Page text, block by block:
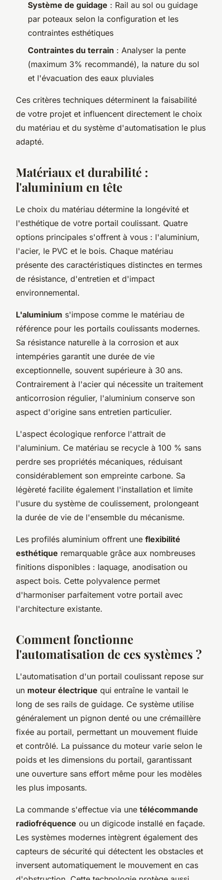
Système de guidage : Rail au sol ou guidage
par poteaux selon la configuration et les
contraintes esthétiques
Contraintes du terrain : Analyser la pente
(maximum 3% recommandé), la nature du sol
et l'évacuation des eaux pluviales
Ces critères techniques déterminent la faisabilité
de votre projet et influencent directement le choix
du matériau et du système d'automatisation le plus
adapté.
Matériaux et durabilité :
l'aluminium en tête
Le choix du matériau détermine la longévité et
l'esthétique de votre portail coulissant. Quatre
options principales s'offrent à vous : l'aluminium,
l'acier, le PVC et le bois. Chaque matériau
présente des caractéristiques distinctes en termes
de résistance, d'entretien et d'impact
environnemental.
L'aluminium s'impose comme le matériau de
référence pour les portails coulissants modernes.
Sa résistance naturelle à la corrosion et aux
intempéries garantit une durée de vie
exceptionnelle, souvent supérieure à 30 ans.
Contrairement à l'acier qui nécessite un traitement
anticorrosion régulier, l'aluminium conserve son
aspect d'origine sans entretien particulier.
L'aspect écologique renforce l'attrait de
l'aluminium. Ce matériau se recycle à 100 % sans
perdre ses propriétés mécaniques, réduisant
considérablement son empreinte carbone. Sa
légèreté facilite également l'installation et limite
l'usure du système de coulissement, prolongeant
la durée de vie de l'ensemble du mécanisme.
Les profilés aluminium offrent une flexibilité
esthétique remarquable grâce aux nombreuses
finitions disponibles : laquage, anodisation ou
aspect bois. Cette polyvalence permet
d'harmoniser parfaitement votre portail avec
l'architecture existante.
Comment fonctionne
l'automatisation de ces systèmes ?
L'automatisation d'un portail coulissant repose sur
un moteur électrique qui entraîne le vantail le
long de ses rails de guidage. Ce système utilise
généralement un pignon denté ou une crémaillère
fixée au portail, permettant un mouvement fluide
et contrôlé. La puissance du moteur varie selon le
poids et les dimensions du portail, garantissant
une ouverture sans effort même pour les modèles
les plus imposants.
La commande s'effectue via une télécommande
radiofréquence ou un digicode installé en façade.
Les systèmes modernes intègrent également des
capteurs de sécurité qui détectent les obstacles et
inversent automatiquement le mouvement en cas